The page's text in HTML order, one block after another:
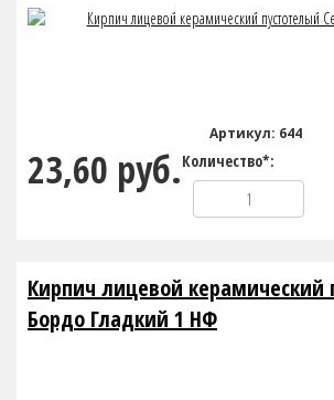
Артикул: 644
23,60 руб.Количество*:
Кирпич лицевой керамический
Бордо Гладкий 1 НФ